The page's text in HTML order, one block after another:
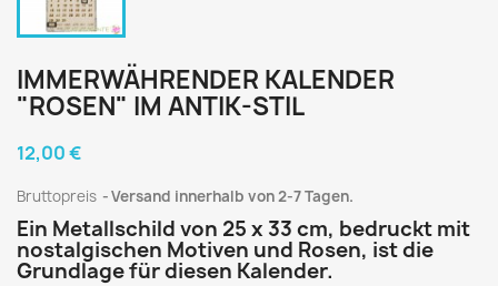
IMMERWÄHRENDER KALENDER
"ROSEN" IM ANTIK-STIL
12,00 €
Bruttopreis Versand innerhalb von 2-7 Tagen.
Ein Metallschild von 25 x 33 cm, bedruckt mit
nostalgischen Motiven und Rosen, ist die
Grundlage für diesen Kalender.